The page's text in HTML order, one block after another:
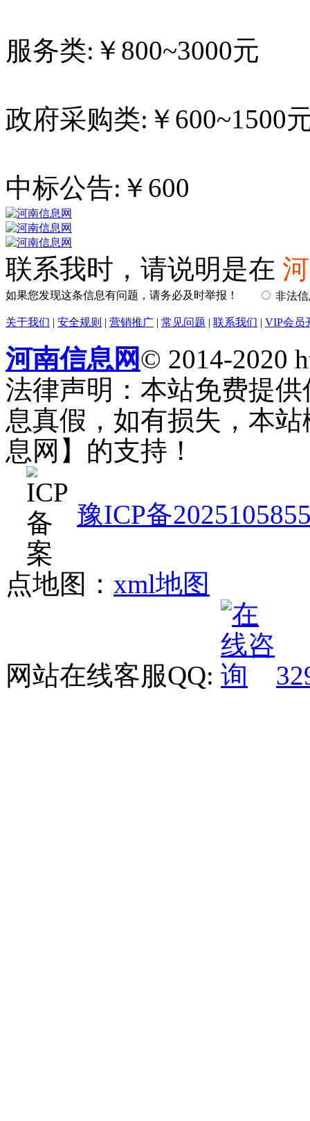
服务类:￥800~3000元
政府采购类:￥600~1500
中标公告:￥600
联系我时，请说明是在
如果您发现这条信息有问题，请务必及时举报！ 非法
关于我们 | 安全规则 | 营销推广 | 常见问题 | 联系我们 | VIP会员
河南信息网© 2014-2020
法律声明：本站免费提
息真假，如有损失，本
息网】的支持！
豫ICP备
点地图： xml地图
网站在线客服QQ: